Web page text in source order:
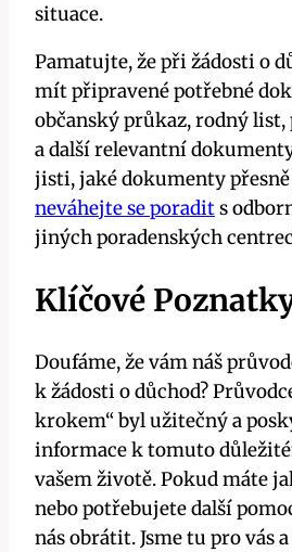
situace.
Pamatujte, že při žádosti o
mít připravené potřebné
občanský průkaz, rodný
a další relevantní
jisti, jaké dokumenty
neváhejte se poradits
jiných poradenských
Klíčové
Doufáme, že vám náš
k žádosti o důchod?
krokem“ byl užitečný a
informace k tomuto
vašem životě. Pokud máte
nebo potřebujete další
nás obrátit. Jsme tu pro vás